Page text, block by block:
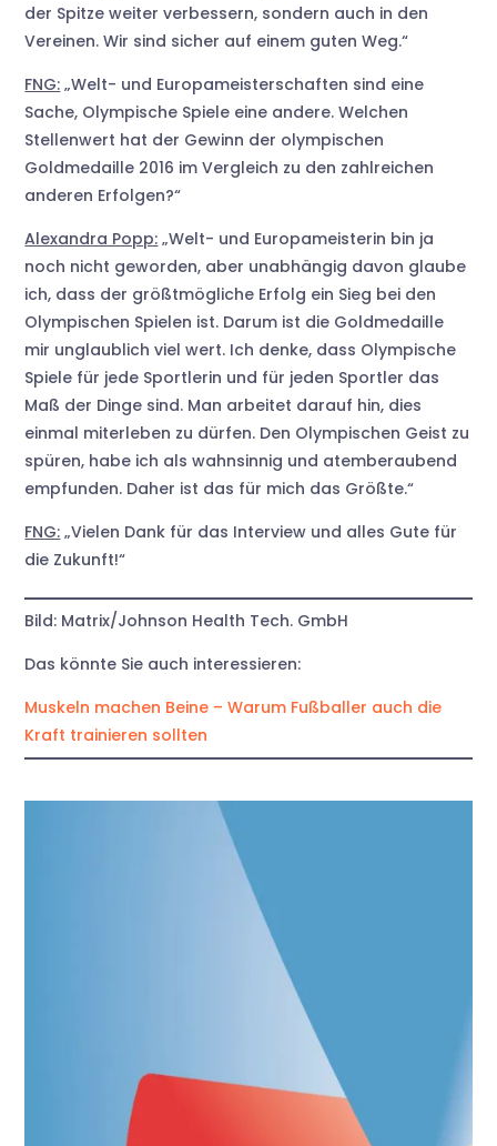
der Spitze weiter verbessern, sondern auch in den
Vereinen. Wir sind sicher auf einem guten Weg.“
FNG: „Welt- und Europameisterschaften sind eine
Sache, Olympische Spiele eine andere. Welchen
Stellenwert hat der Gewinn der olympischen
Goldmedaille 2016 im Vergleich zu den zahlreichen
anderen Erfolgen?“
Alexandra Popp: „Welt- und Europameisterin bin ja
noch nicht geworden, aber unabhängig davon glaube
ich, dass der größtmögliche Erfolg ein Sieg bei den
Olympischen Spielen ist. Darum ist die Goldmedaille
mir unglaublich viel wert. Ich denke, dass Olympische
Spiele für jede Sportlerin und für jeden Sportler das
Maß der Dinge sind. Man arbeitet darauf hin, dies
einmal miterleben zu dürfen. Den Olympischen Geist zu
spüren, habe ich als wahnsinnig und atemberaubend
empfunden. Daher ist das für mich das Größte.“
FNG: „Vielen Dank für das Interview und alles Gute für
die Zukunft!“
Bild: Matrix/Johnson Health Tech. GmbH
Das könnte Sie auch interessieren:
Muskeln machen Beine – Warum Fußballer auch die
Kraft trainieren sollten